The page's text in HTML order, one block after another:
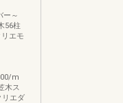
ー～
56柱
エモ
m
木ス
エダ